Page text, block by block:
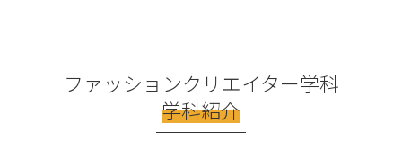
ファッションクリエイター学科
学科紹介